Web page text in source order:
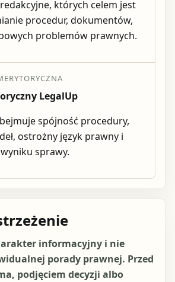
których celem jest
procedur, dokumentów,
problemów prawnych.
LegalUp
spójność procedury,
ostrożny język prawny i
sprawy.
informacyjny i nie
porady prawnej. Przed
podjęciem decyzji albo